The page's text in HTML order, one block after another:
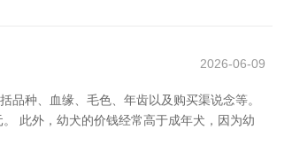
2026-06-09
种、血缘、毛色、年齿以及购买渠说念等。
此外，幼犬的价钱经常高于成年犬，因为幼